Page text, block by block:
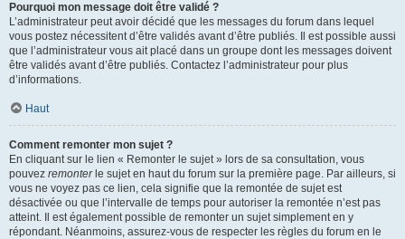
Pourquoi mon message doit être validé ?
L’administrateur peut avoir décidé que les messages du forum dans lequel
vous postez nécessitent d’être validés avant d’être publiés. Il est possible aussi
que l’administrateur vous ait placé dans un groupe dont les messages doivent
être validés avant d’être publiés. Contactez l’administrateur pour plus
d’informations.
Haut
Comment remonter mon sujet ?
En cliquant sur le lien « Remonter le sujet » lors de sa consultation, vous
pouvez remonterle sujet en haut du forum sur la première page. Par ailleurs, si
vous ne voyez pas ce lien, cela signifie que la remontée de sujet est
désactivée ou que l’intervalle de temps pour autoriser la remontée n’est pas
atteint. Il est également possible de remonter un sujet simplement en y
répondant. Néanmoins, assurez-vous de respecter les règles du forum en le